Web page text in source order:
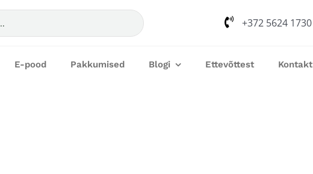
+372 5624 1730
E-pood Pakkumised Blogi Ettevõttest Kontakt